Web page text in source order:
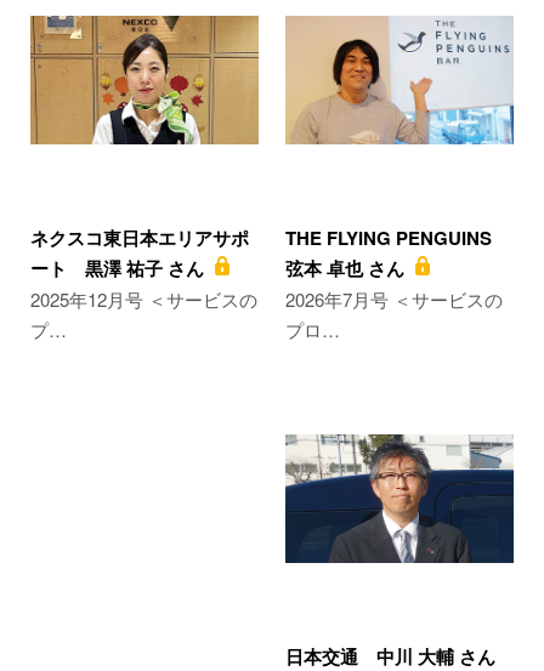
ネクスコ東日本エリアサポ
ート 黒澤 祐子 さん
2025年12月号 ＜サービスの
プ…
THE FLYING PENGUINS
弦本 卓也 さん
2026年7月号 ＜サービスの
プロ…
日本交通 中川 大輔 さん